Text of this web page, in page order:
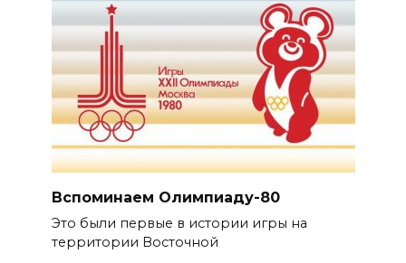
Вспоминаем Олимпиаду-80
Это были первые в истории игры на
территории Восточной